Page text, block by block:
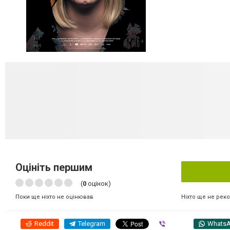
Оцініть першим
(0 оцінок)
Поки ще ніхто не оцінював Ніхто ще не
Reddit Telegram